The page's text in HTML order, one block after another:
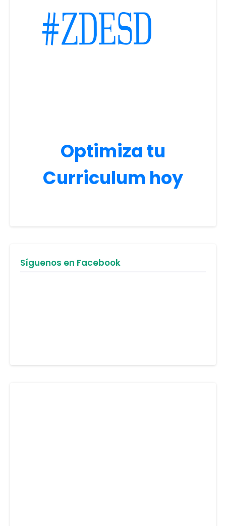
Optimiza tu
Curriculum hoy
Síguenos en Facebook